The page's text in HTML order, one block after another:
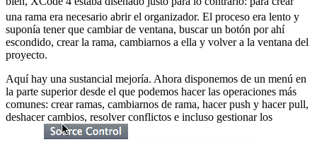
una rama era necesario abrir el organizador. El proceso era lento y
suponía tener que cambiar de ventana, buscar un botón por ahí
escondido, crear la rama, cambiarnos a ella y volver a la ventana del
proyecto.
Aquí hay una sustancial mejoría. Ahora disponemos de un menú en
la parte superior desde el que podemos hacer las operaciones más
comunes: crear ramas, cambiarnos de rama, hacer push y hacer pull,
deshacer cambios, resolver conflictos e incluso gestionar los